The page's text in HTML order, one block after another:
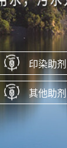
印染助剂
其他助剂
离剂、
很宽的